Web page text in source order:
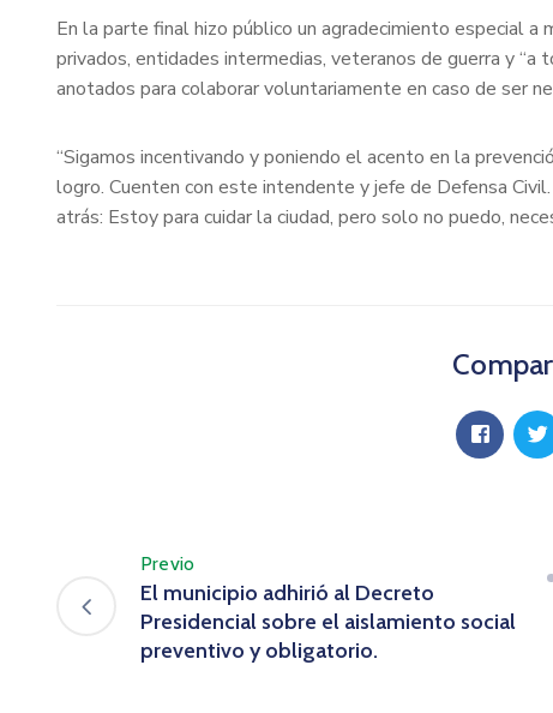
En la parte final hizo público un agradecimiento especial a
privados, entidades intermedias, veteranos de guerra y
anotados para colaborar voluntariamente en caso de ser
“Sigamos incentivando y poniendo el acento en la
logro. Cuenten con este intendente y jefe de Defensa
atrás: Estoy para cuidar la ciudad, pero solo no puedo,
Previo
El municipio adhirió al Decreto
Presidencial sobre el aislamiento social
preventivo y obligatorio.